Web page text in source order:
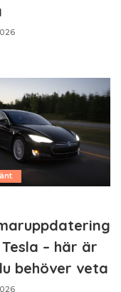
– här är
behöver veta